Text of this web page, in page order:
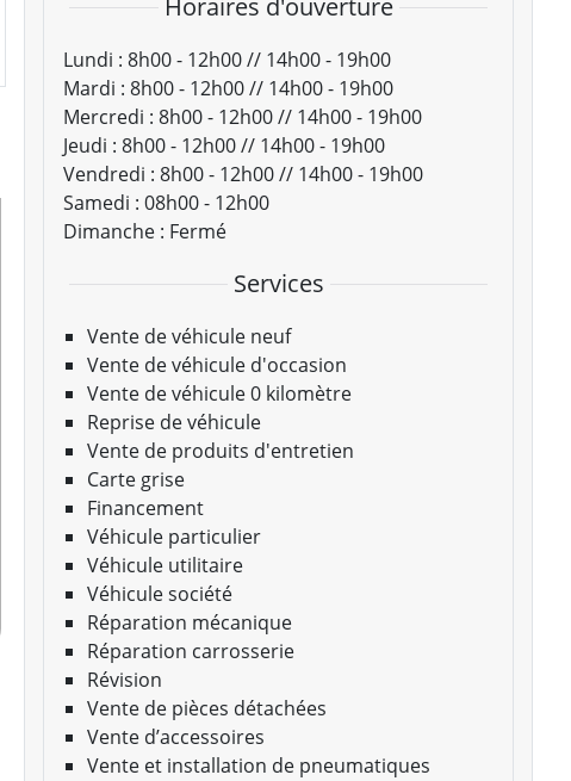
Horaires d'ouverture
Lundi :8h00 - 12h00 // 14h00 - 19h00
Mardi :8h00 - 12h00 // 14h00 - 19h00
Mercredi :8h00 - 12h00 // 14h00 - 19h00
Jeudi :8h00 - 12h00 // 14h00 - 19h00
Vendredi :8h00 - 12h00 // 14h00 - 19h00
Samedi :08h00 - 12h00
Dimanche : Fermé
Services
Vente de véhicule neuf
Vente de véhicule d'occasion
Vente de véhicule 0 kilomètre
Reprise de véhicule
Vente de produits d'entretien
Carte grise
Financement
Véhicule particulier
Véhicule utilitaire
Véhicule société
Réparation mécanique
Réparation carrosserie
Révision
Vente de pièces détachées
Vente d’accessoires
Vente et installation de pneumatiques